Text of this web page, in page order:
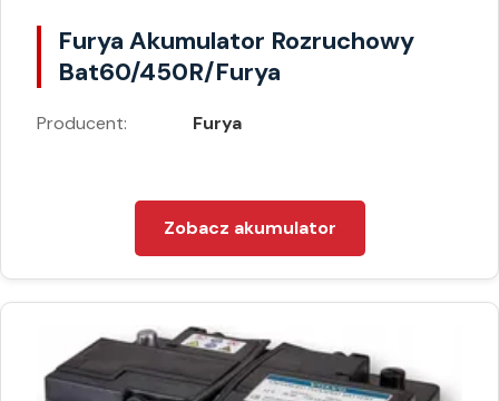
Furya Akumulator Rozruchowy
Bat60/450R/Furya
Producent: Furya
Zobacz akumulator